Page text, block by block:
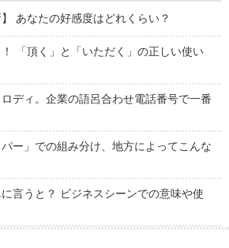
】 あなたの好感度はどれくらい？
「頂く」と「いただく」の正しい使い
ディ。企業の語呂合わせ電話番号で一番
ー」での組み分け、地方によってこんな
に言うと？ ビジネスシーンでの意味や使